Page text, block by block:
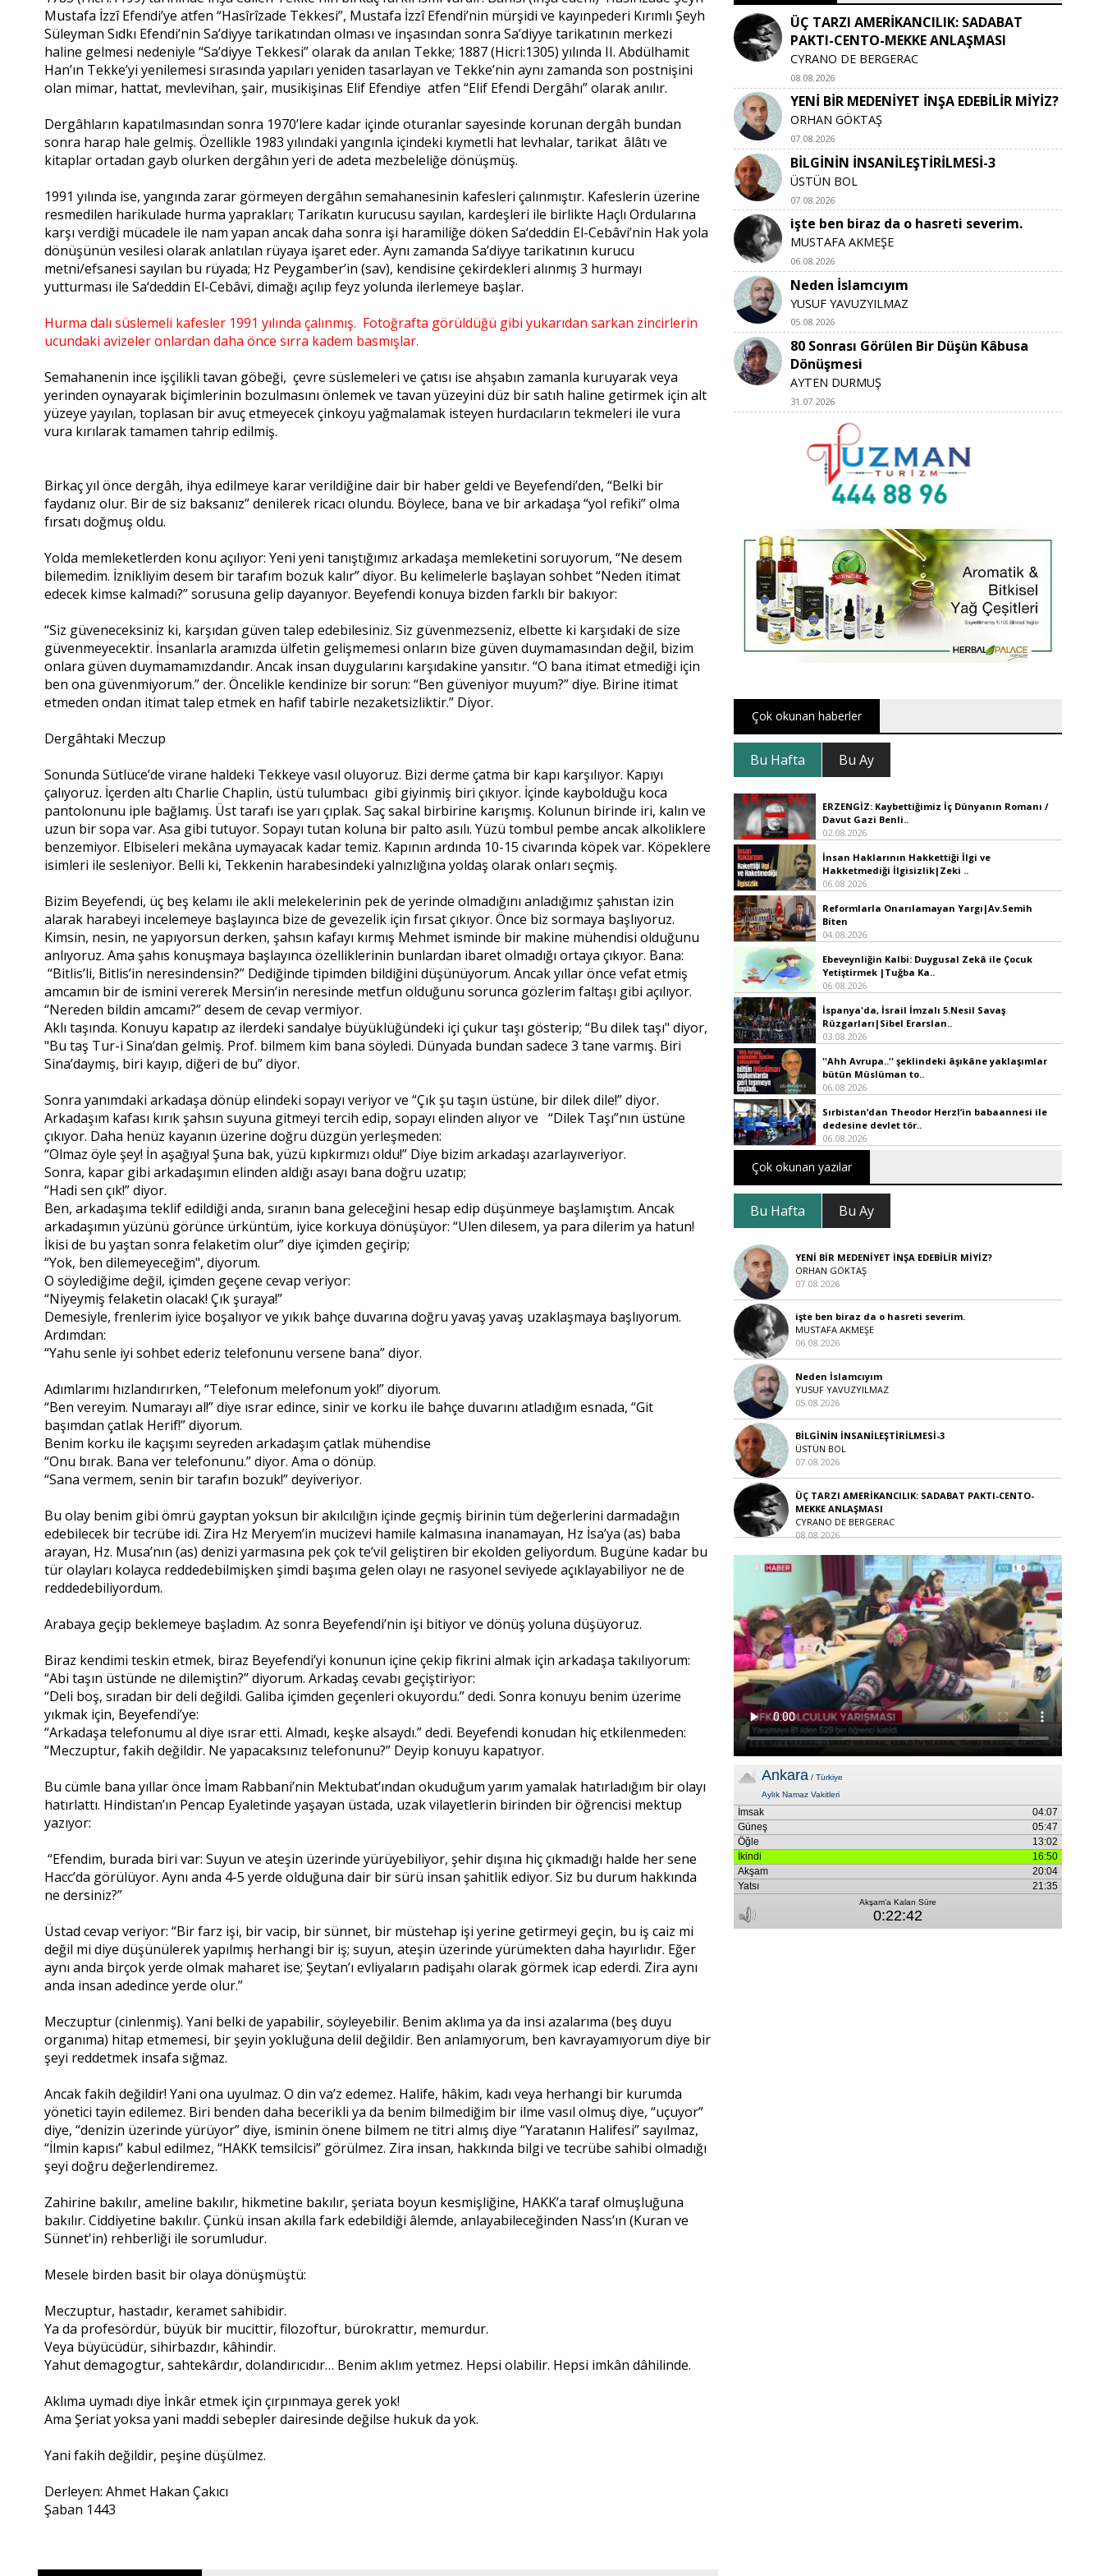
Mustafa İzzî Efendi’ye atfen “Hasîrîzade Tekkesi”, Mustafa İzzî Efendi’nin mürşidi ve kayınpederi Kırımlı Şeyh
Süleyman Sıdkı Efendi’nin Sa’diyye tarikatından olması ve inşasından sonra Sa’diyye tarikatının merkezi
haline gelmesi nedeniyle “Sa’diyye Tekkesi” olarak da anılan Tekke; 1887 (Hicri:1305) yılında II. Abdülhamit
Han’ın Tekke’yi yenilemesi sırasında yapıları yeniden tasarlayan ve Tekke’nin aynı zamanda son postnişini
olan mimar, hattat, mevlevihan, şair, musikişinas Elif Efendiye atfen “Elif Efendi Dergâhı” olarak anılır.
Dergâhların kapatılmasından sonra 1970’lere kadar içinde oturanlar sayesinde korunan dergâh bundan
sonra harap hale gelmiş. Özellikle 1983 yılındaki yangınla içindeki kıymetli hat levhalar, tarikat âlâtı ve
kitaplar ortadan gayb olurken dergâhın yeri de adeta mezbeleliğe dönüşmüş.
1991 yılında ise, yangında zarar görmeyen dergâhın semahanesinin kafesleri çalınmıştır. Kafeslerin üzerine
resmedilen harikulade hurma yaprakları; Tarikatın kurucusu sayılan, kardeşleri ile birlikte Haçlı Ordularına
karşı verdiği mücadele ile nam yapan ancak daha sonra işi haramiliğe döken Sa‘deddin El-Cebâvi’nin Hak yola
dönüşünün vesilesi olarak anlatılan rüyaya işaret eder. Aynı zamanda Sa’diyye tarikatının kurucu
metni/efsanesi sayılan bu rüyada; Hz Peygamber’in (sav), kendisine çekirdekleri alınmış 3 hurmayı
yutturması ile Sa‘deddin El-Cebâvi, dimağı açılıp feyz yolunda ilerlemeye başlar.
Hurma dalı süslemeli kafesler 1991 yılında çalınmış. Fotoğrafta görüldüğü gibi yukarıdan sarkan zincirlerin
ucundaki avizeler onlardan daha önce sırra kadem basmışlar.
Semahanenin ince işçilikli tavan göbeği, çevre süslemeleri ve çatısı ise ahşabın zamanla kuruyarak veya
yerinden oynayarak biçimlerinin bozulmasını önlemek ve tavan yüzeyini düz bir satıh haline getirmek için alt
yüzeye yayılan, toplasan bir avuç etmeyecek çinkoyu yağmalamak isteyen hurdacıların tekmeleri ile vura
vura kırılarak tamamen tahrip edilmiş.
Birkaç yıl önce dergâh, ihya edilmeye karar verildiğine dair bir haber geldi ve Beyefendi’den, “Belki bir
faydanız olur. Bir de siz baksanız” denilerek ricacı olundu. Böylece, bana ve bir arkadaşa “yol refiki” olma
fırsatı doğmuş oldu.
Yolda memleketlerden konu açılıyor: Yeni yeni tanıştığımız arkadaşa memleketini soruyorum, “Ne desem
bilemedim. İznikliyim desem bir tarafım bozuk kalır” diyor. Bu kelimelerle başlayan sohbet “Neden itimat
edecek kimse kalmadı?” sorusuna gelip dayanıyor. Beyefendi konuya bizden farklı bir bakıyor:
“Siz güveneceksiniz ki, karşıdan güven talep edebilesiniz. Siz güvenmezseniz, elbette ki karşıdaki de size
güvenmeyecektir. İnsanlarla aramızda ülfetin gelişmemesi onların bize güven duymamasından değil, bizim
onlara güven duymamamızdandır. Ancak insan duygularını karşıdakine yansıtır. “O bana itimat etmediği için
ben ona güvenmiyorum.” der. Öncelikle kendinize bir sorun: “Ben güveniyor muyum?” diye. Birine itimat
etmeden ondan itimat talep etmek en hafif tabirle nezaketsizliktir.” Diyor.
Dergâhtaki Meczup
Sonunda Sütlüce’de virane haldeki Tekkeye vasıl oluyoruz. Bizi derme çatma bir kapı karşılıyor. Kapıyı
çalıyoruz. İçerden altı Charlie Chaplin, üstü tulumbacı gibi giyinmiş biri çıkıyor. İçinde kaybolduğu koca
pantolonunu iple bağlamış. Üst tarafı ise yarı çıplak. Saç sakal birbirine karışmış. Kolunun birinde iri, kalın ve
uzun bir sopa var. Asa gibi tutuyor. Sopayı tutan koluna bir palto asılı. Yüzü tombul pembe ancak alkoliklere
benzemiyor. Elbiseleri mekâna uymayacak kadar temiz. Kapının ardında 10-15 civarında köpek var. Köpeklere
isimleri ile sesleniyor. Belli ki, Tekkenin harabesindeki yalnızlığına yoldaş olarak onları seçmiş.
Bizim Beyefendi, üç beş kelamı ile akli melekelerinin pek de yerinde olmadığını anladığımız şahıstan izin
alarak harabeyi incelemeye başlayınca bize de gevezelik için fırsat çıkıyor. Önce biz sormaya başlıyoruz.
Kimsin, nesin, ne yapıyorsun derken, şahsın kafayı kırmış Mehmet isminde bir makine mühendisi olduğunu
anlıyoruz. Ama şahıs konuşmaya başlayınca özelliklerinin bunlardan ibaret olmadığı ortaya çıkıyor. Bana:
“Bitlis’li, Bitlis’in neresindensin?” Dediğinde tipimden bildiğini düşünüyorum. Ancak yıllar önce vefat etmiş
amcamın bir de ismini vererek Mersin’in neresinde metfun olduğunu sorunca gözlerim faltaşı gibi açılıyor.
“Nereden bildin amcamı?” desem de cevap vermiyor.
Aklı taşında. Konuyu kapatıp az ilerdeki sandalye büyüklüğündeki içi çukur taşı gösterip; “Bu dilek taşı" diyor,
"Bu taş Tur-i Sina’dan gelmiş. Prof. bilmem kim bana söyledi. Dünyada bundan sadece 3 tane varmış. Biri
Sina’daymış, biri kayıp, diğeri de bu” diyor.
Sonra yanımdaki arkadaşa dönüp elindeki sopayı veriyor ve “Çık şu taşın üstüne, bir dilek dile!” diyor.
Arkadaşım kafası kırık şahsın suyuna gitmeyi tercih edip, sopayı elinden alıyor ve “Dilek Taşı”nın üstüne
çıkıyor. Daha henüz kayanın üzerine doğru düzgün yerleşmeden:
“Olmaz öyle şey! İn aşağıya! Şuna bak, yüzü kıpkırmızı oldu!” Diye bizim arkadaşı azarlayıveriyor.
Sonra, kapar gibi arkadaşımın elinden aldığı asayı bana doğru uzatıp;
“Hadi sen çık!” diyor.
Ben, arkadaşıma teklif edildiği anda, sıranın bana geleceğini hesap edip düşünmeye başlamıştım. Ancak
arkadaşımın yüzünü görünce ürküntüm, iyice korkuya dönüşüyor: “Ulen dilesem, ya para dilerim ya hatun!
İkisi de bu yaştan sonra felaketim olur” diye içimden geçirip;
“Yok, ben dilemeyeceğim", diyorum.
O söylediğime değil, içimden geçene cevap veriyor:
“Niyeymiş felaketin olacak! Çık şuraya!”
Demesiyle, frenlerim iyice boşalıyor ve yıkık bahçe duvarına doğru yavaş yavaş uzaklaşmaya başlıyorum.
Ardımdan:
“Yahu senle iyi sohbet ederiz telefonunu versene bana” diyor.
Adımlarımı hızlandırırken, “Telefonum melefonum yok!” diyorum.
“Ben vereyim. Numarayı al!” diye ısrar edince, sinir ve korku ile bahçe duvarını atladığım esnada, “Git
başımdan çatlak Herif!” diyorum.
Benim korku ile kaçışımı seyreden arkadaşım çatlak mühendise
“Onu bırak. Bana ver telefonunu.” diyor. Ama o dönüp.
“Sana vermem, senin bir tarafın bozuk!” deyiveriyor.
Bu olay benim gibi ömrü gayptan yoksun bir akılcılığın içinde geçmiş birinin tüm değerlerini darmadağın
edebilecek bir tecrübe idi. Zira Hz Meryem’in mucizevi hamile kalmasına inanamayan, Hz İsa’ya (as) baba
arayan, Hz. Musa’nın (as) denizi yarmasına pek çok te’vil geliştiren bir ekolden geliyordum. Bugüne kadar bu
tür olayları kolayca reddedebilmişken şimdi başıma gelen olayı ne rasyonel seviyede açıklayabiliyor ne de
reddedebiliyordum.
Arabaya geçip beklemeye başladım. Az sonra Beyefendi’nin işi bitiyor ve dönüş yoluna düşüyoruz.
Biraz kendimi teskin etmek, biraz Beyefendi’yi konunun içine çekip fikrini almak için arkadaşa takılıyorum:
“Abi taşın üstünde ne dilemiştin?” diyorum. Arkadaş cevabı geçiştiriyor:
“Deli boş, sıradan bir deli değildi. Galiba içimden geçenleri okuyordu.” dedi. Sonra konuyu benim üzerime
yıkmak için, Beyefendi’ye:
“Arkadaşa telefonumu al diye ısrar etti. Almadı, keşke alsaydı.” dedi. Beyefendi konudan hiç etkilenmeden:
“Meczuptur, fakih değildir. Ne yapacaksınız telefonunu?” Deyip konuyu kapatıyor.
Bu cümle bana yıllar önce İmam Rabbani’nin Mektubat’ından okuduğum yarım yamalak hatırladığım bir olayı
hatırlattı. Hindistan’ın Pencap Eyaletinde yaşayan üstada, uzak vilayetlerin birinden bir öğrencisi mektup
yazıyor:
“Efendim, burada biri var: Suyun ve ateşin üzerinde yürüyebiliyor, şehir dışına hiç çıkmadığı halde her sene
Hacc’da görülüyor. Aynı anda 4-5 yerde olduğuna dair bir sürü insan şahitlik ediyor. Siz bu durum hakkında
ne dersiniz?”
Üstad cevap veriyor: “Bir farz işi, bir vacip, bir sünnet, bir müstehap işi yerine getirmeyi geçin, bu iş caiz mi
değil mi diye düşünülerek yapılmış herhangi bir iş; suyun, ateşin üzerinde yürümekten daha hayırlıdır. Eğer
aynı anda birçok yerde olmak maharet ise; Şeytan’ı evliyaların padişahı olarak görmek icap ederdi. Zira aynı
anda insan adedince yerde olur.”
Meczuptur (cinlenmiş). Yani belki de yapabilir, söyleyebilir. Benim aklıma ya da insi azalarıma (beş duyu
organıma) hitap etmemesi, bir şeyin yokluğuna delil değildir. Ben anlamıyorum, ben kavrayamıyorum diye bir
şeyi reddetmek insafa sığmaz.
Ancak fakih değildir! Yani ona uyulmaz. O din va’z edemez. Halife, hâkim, kadı veya herhangi bir kurumda
yönetici tayin edilemez. Biri benden daha becerikli ya da benim bilmediğim bir ilme vasıl olmuş diye, “uçuyor”
diye, “denizin üzerinde yürüyor” diye, isminin önene bilmem ne titri almış diye “Yaratanın Halifesi” sayılmaz,
“İlmin kapısı” kabul edilmez, “HAKK temsilcisi” görülmez. Zira insan, hakkında bilgi ve tecrübe sahibi olmadığı
şeyi doğru değerlendiremez.
Zahirine bakılır, ameline bakılır, hikmetine bakılır, şeriata boyun kesmişliğine, HAKK’a taraf olmuşluğuna
bakılır. Ciddiyetine bakılır. Çünkü insan akılla fark edebildiği âlemde, anlayabileceğinden Nass’ın (Kuran ve
Sünnet'in) rehberliği ile sorumludur.
Mesele birden basit bir olaya dönüşmüştü:
Meczuptur, hastadır, keramet sahibidir.
Ya da profesördür, büyük bir mucittir, filozoftur, bürokrattır, memurdur.
Veya büyücüdür, sihirbazdır, kâhindir.
Yahut demagogtur, sahtekârdır, dolandırıcıdır… Benim aklım yetmez. Hepsi olabilir. Hepsi imkân dâhilinde.
Aklıma uymadı diye İnkâr etmek için çırpınmaya gerek yok!
Ama Şeriat yoksa yani maddi sebepler dairesinde değilse hukuk da yok.
Yani fakih değildir, peşine düşülmez.
Derleyen: Ahmet Hakan Çakıcı
Şaban 1443
ÜÇ TARZI AMERİKANCILIK: SADABAT
PAKTI-CENTO-MEKKE ANLAŞMASI
CYRANO DE BERGERAC
08.08.2026
YENİ BİR MEDENİYET İNŞA EDEBİLİR MİYİZ?
ORHAN GÖKTAŞ
07.08.2026
BİLGİNİN İNSANİLEŞTİRİLMESİ-3
ÜSTÜN BOL
07.08.2026
işte ben biraz da o hasreti severim.
MUSTAFA AKMEŞE
06.08.2026
Neden İslamcıyım
YUSUF YAVUZYILMAZ
05.08.2026
80 Sonrası Görülen Bir Düşün Kâbusa
Dönüşmesi
AYTEN DURMUŞ
31.07.2026
Çok okunan haberler
Bu Hafta Bu Ay
ERZENGİZ: Kaybettiğimiz İç Dünyanın Romanı /
Davut Gazi Benli..
02.08.2026
İnsan Haklarının Hakkettiği İlgi ve
Hakketmediği İlgisizlik|Zeki ..
06.08.2026
Reformlarla Onarılamayan Yargı|Av.Semih
Biten
04.08.2026
Ebeveynliğin Kalbi: Duygusal Zekâ ile Çocuk
Yetiştirmek |Tuğba Ka..
06.08.2026
İspanya'da, İsrail İmzalı 5.Nesil Savaş
Rüzgarları|Sibel Erarslan..
03.08.2026
''Ahh Avrupa..'' şeklindeki âşıkâne yaklaşımlar
bütün Müslüman to..
06.08.2026
Sırbistan’dan Theodor Herzl’in babaannesi ile
dedesine devlet tör..
06.08.2026
Çok okunan yazılar
Bu Hafta Bu Ay
YENİ BİR MEDENİYET İNŞA EDEBİLİR MİYİZ?
ORHAN GÖKTAŞ
07.08.2026
işte ben biraz da o hasreti severim.
MUSTAFA AKMEŞE
06.08.2026
Neden İslamcıyım
YUSUF YAVUZYILMAZ
05.08.2026
BİLGİNİN İNSANİLEŞTİRİLMESİ-3
ÜSTÜN BOL
07.08.2026
ÜÇ TARZI AMERİKANCILIK: SADABAT PAKTI-CENTO-
MEKKE ANLAŞMASI
CYRANO DE BERGERAC
08.08.2026